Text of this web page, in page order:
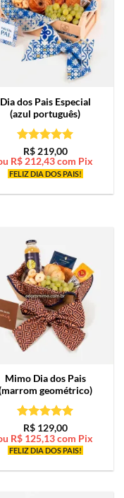
Dia dos Pais Especial
(azul português)
Avaliação5
de 5
R$219,00
R$212,43com Pix
FELIZ DIA DOS PAIS!
Mimo Dia dos Pais
geométrico)
Avaliação5
de 5
R$129,00
R$ 125,13com Pix
FELIZ DIA DOS PAIS!